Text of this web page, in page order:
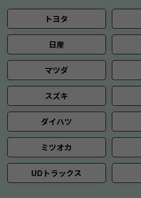
トヨタ
日産
マツダ
スズキ
ダイハツ
ミツオカ
UDトラックス